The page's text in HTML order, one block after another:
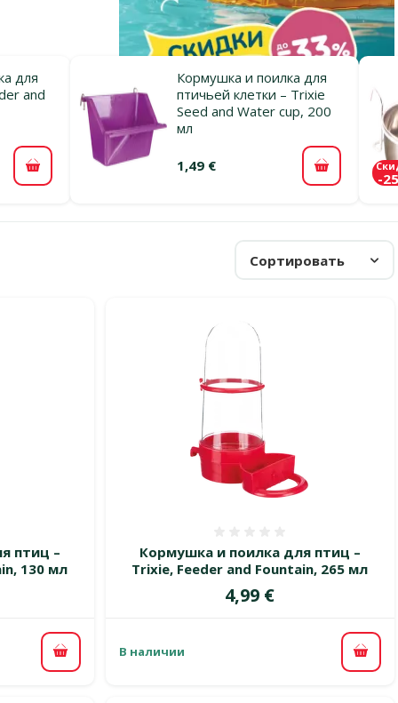
для
and
В корзину
Кормушка и поилка для
птичьей клетки – Trixie
Seed and Water cup, 200
мл
1,49 € В корзину
-
Сортировать
птиц –
130 мл
В корзину
Кормушка и поилка для птиц –
Trixie, Feeder and Fountain, 265 мл
Цена
4,99 €
В наличии В